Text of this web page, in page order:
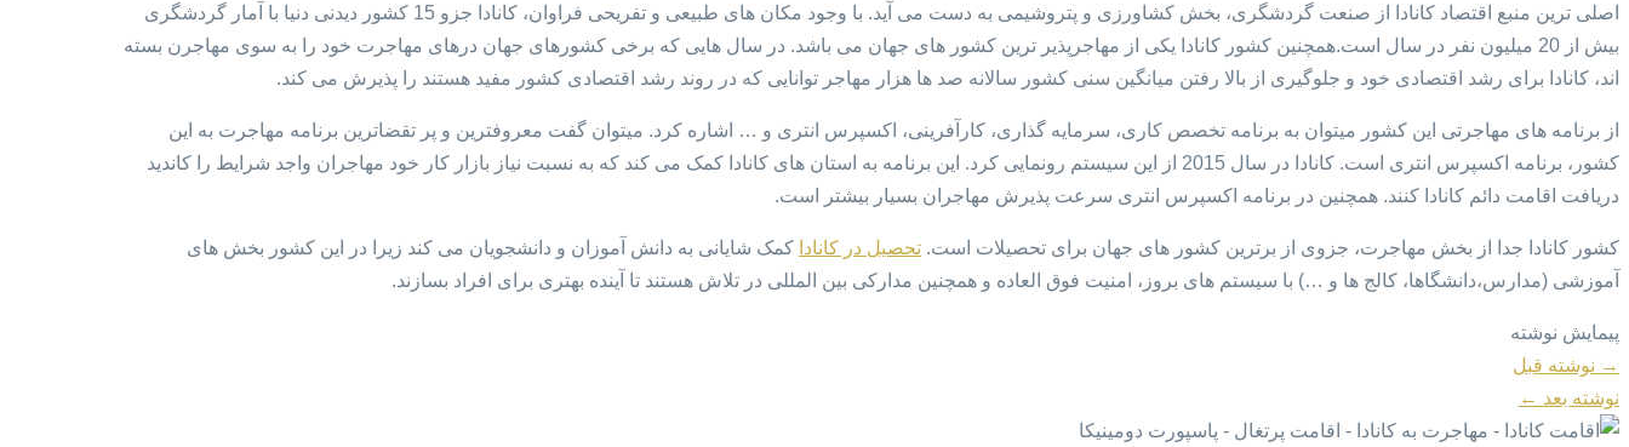
اصلی ترین منبع اقتصاد کانادا از صنعت گردشگری، بخش کشاورزی و پتروشیمی به دست می آید. با وجود مکان های طبیعی و تفریحی فراوان، کانادا جزو 15 کشور دیدنی دنیا با آمار گردشگری
بیش از 20 میلیون نفر در سال است.همچنین کشور کانادا یکی از مهاجرپذیر ترین کشور های جهان می باشد. در سال هایی که برخی کشورهای جهان درهای مهاجرت خود را به سوی مهاجرن بسته
اند، کانادا برای رشد اقتصادی خود و جلوگیری از بالا رفتن میانگین سنی کشور سالانه صد ها هزار مهاجر توانایی که در روند رشد اقتصادی کشور مفید هستند را پذیرش می کند.
از برنامه های مهاجرتی این کشور میتوان به برنامه تخصص کاری، سرمایه گذاری، کارآفرینی، اکسپرس انتری و … اشاره کرد. میتوان گفت معروفترین و پر تقضاترین برنامه مهاجرت به این
کشور، برنامه اکسپرس انتری است. کانادا در سال 2015 از این سیستم رونمایی کرد. این برنامه به استان های کانادا کمک می کند که به نسبت نیاز بازار کار خود مهاجران واجد شرایط را کاندید
دریافت اقامت دائم کانادا کنند. همچنین در برنامه اکسپرس انتری سرعت پذیرش مهاجران بسیار بیشتر است.
کشور کانادا جدا از بخش مهاجرت، جزوی از برترین کشور های جهان برای تحصیلات است. تحصیل در کانادا کمک شایانی به دانش آموزان و دانشجویان می کند زیرا در این کشور بخش های
آموزشی (مدارس،دانشگاها، کالج ها و …) با سیستم های بروز، امنیت فوق العاده و همچنین مدارکی بین المللی در تلاش هستند تا آینده بهتری برای افراد بسازند.
پیمایش نوشته
→ نوشته قبل
نوشته بعد ←